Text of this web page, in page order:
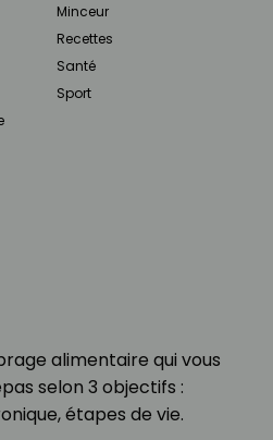
alimentaire qui vous
selon 3 objectifs :
étapes de vie.
Minceur
Recettes
Santé
Sport